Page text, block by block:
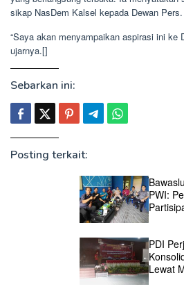
sikap NasDem Kalsel kepada Dewan Pers.
“Saya akan menyampaikan aspirasi ini ke
ujarnya.[]
Sebarkan ini:
Posting terkait:
PWI:
PDI
Lewat